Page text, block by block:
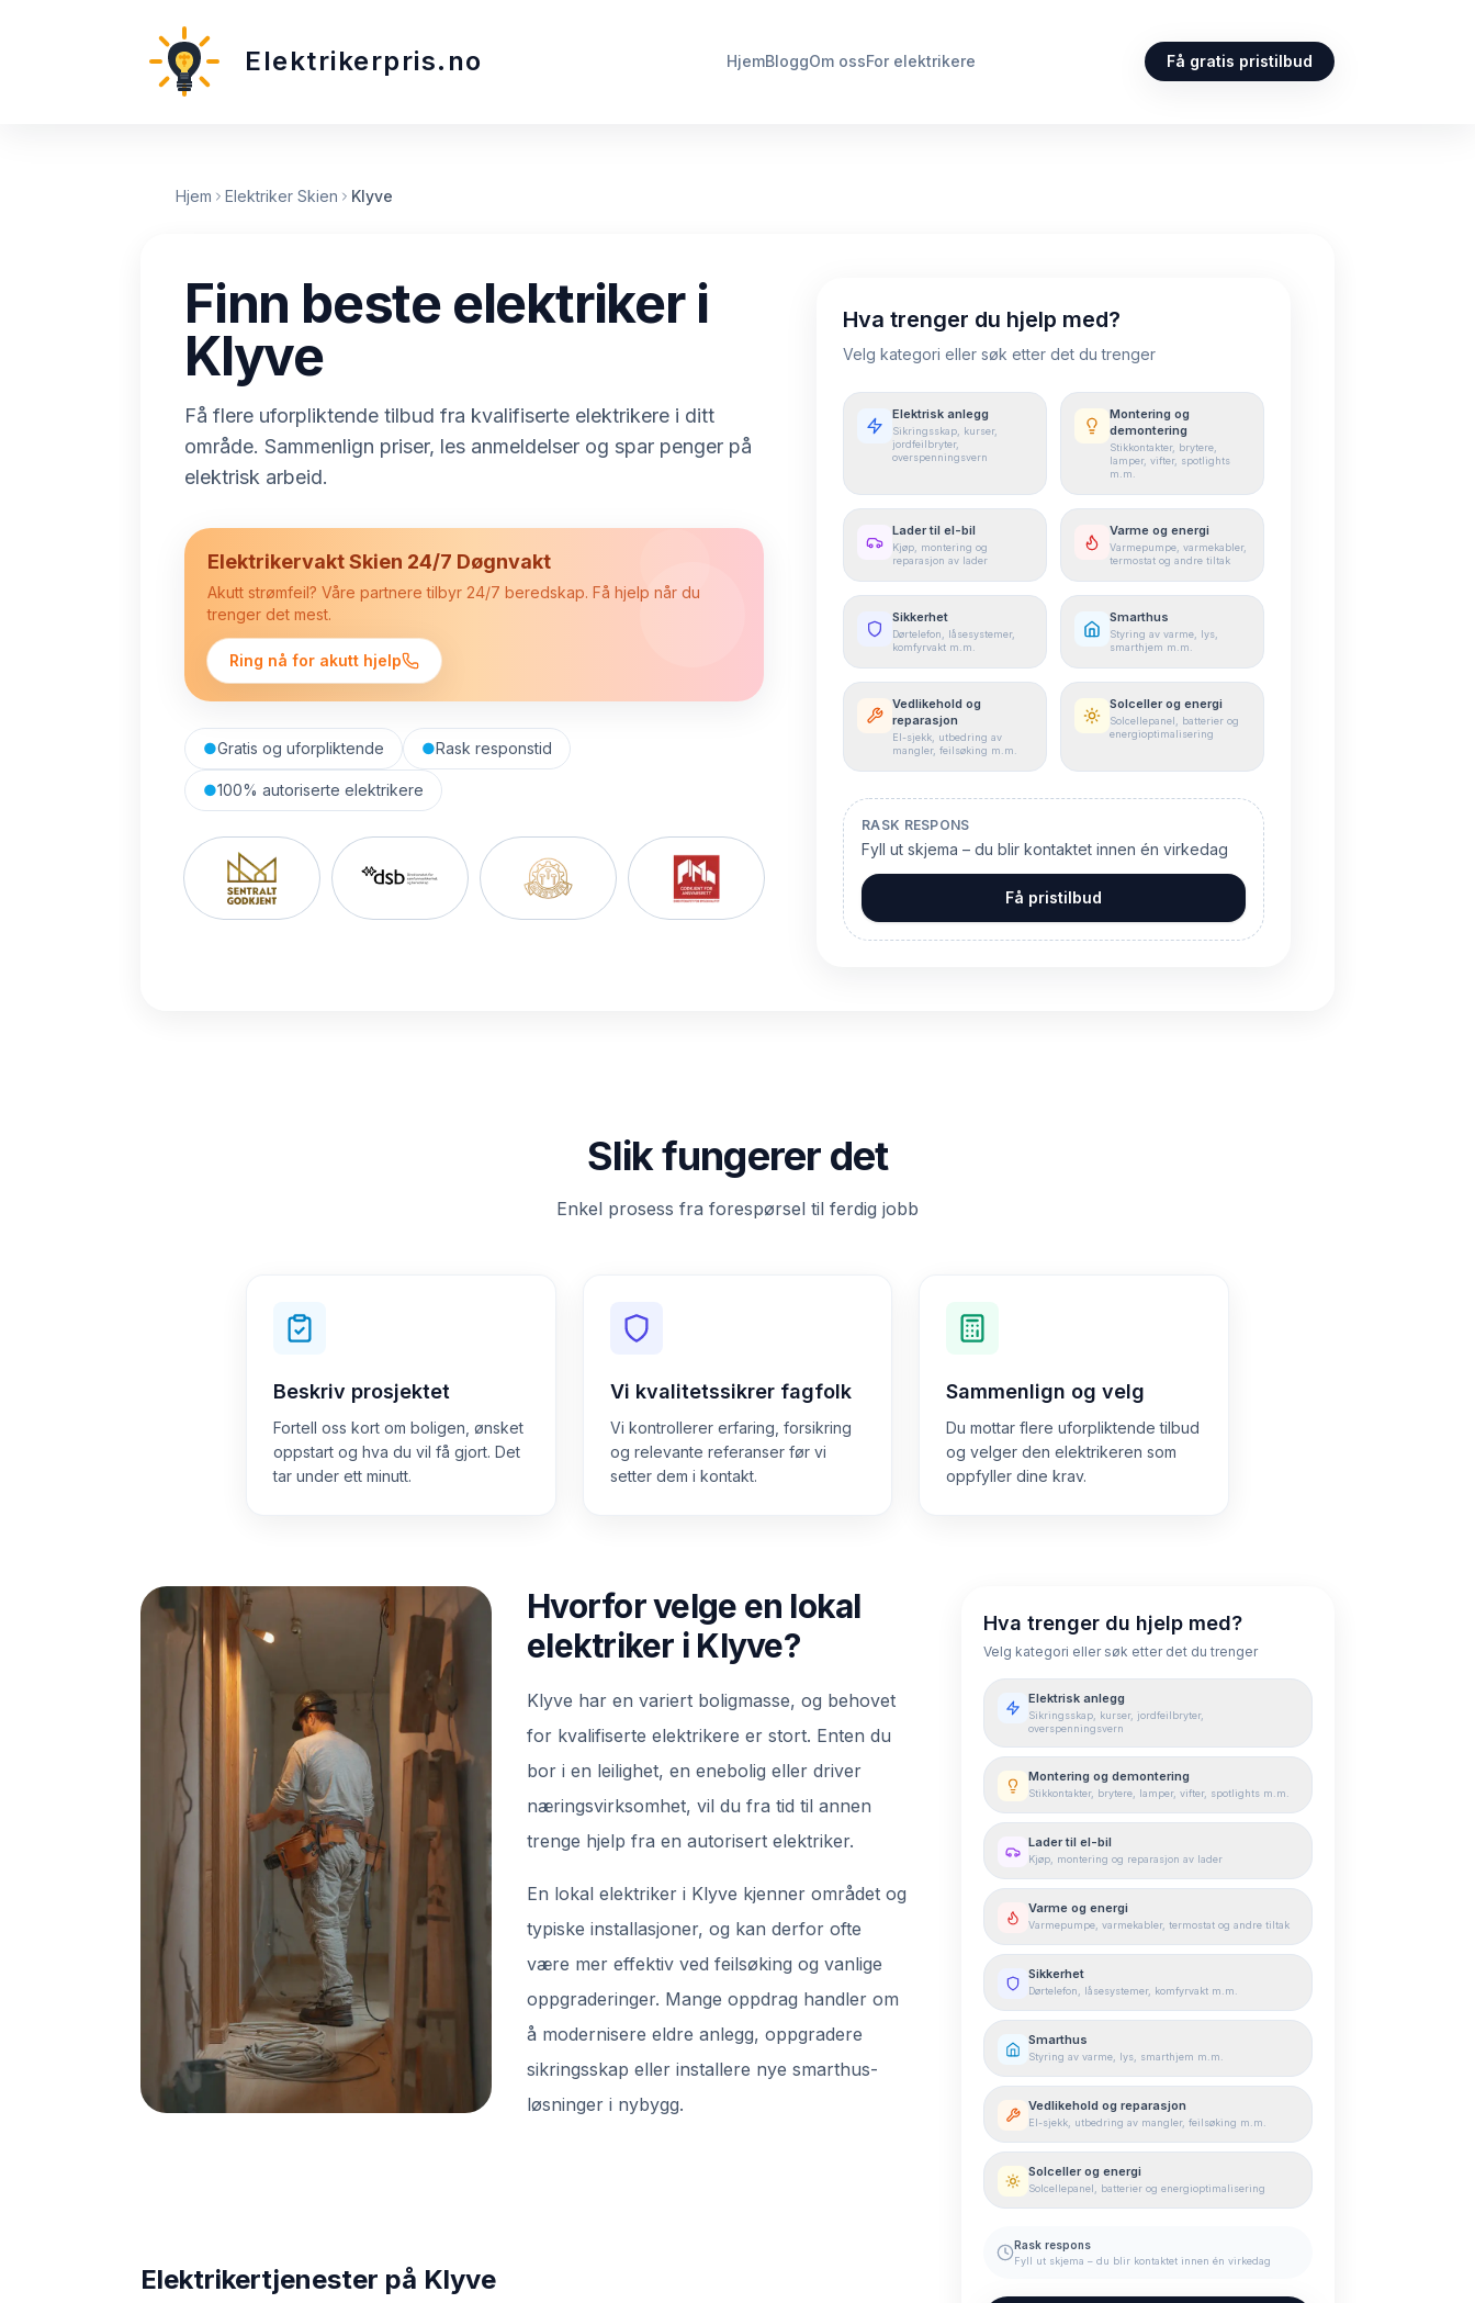
Elektrikerpris.no HjemBloggOm ossFor elektrikere Få gratis pristilbud
Hjem Elektriker Skien Klyve
Finn beste elektriker i
Klyve
Få flere uforpliktende tilbud fra kvalifiserte elektrikere i ditt
område. Sammenlign priser, les anmeldelser og spar penger på
elektrisk arbeid.
Elektrikervakt Skien 24/7 Døgnvakt
Akutt strømfeil? Våre partnere tilbyr 24/7 beredskap. Få hjelp når du
trenger det mest.
Ring nå for akutt hjelp
●Gratis og uforpliktende ●Rask responstid
●100% autoriserte elektrikere
Hva trenger du hjelp med?
Velg kategori eller søk etter det du trenger
Elektrisk anlegg
Sikringsskap, kurser,
jordfeilbryter,
overspenningsvern
Montering og
demontering
Stikkontakter, brytere,
lamper, vifter, spotlights
m.m.
Lader til el-bil
Kjøp, montering og
reparasjon av lader
Varme og energi
Varmepumpe, varmekabler,
termostat og andre tiltak
Sikkerhet
Dørtelefon, låsesystemer,
komfyrvakt m.m.
Smarthus
Styring av varme, lys,
smarthjem m.m.
Vedlikehold og
reparasjon
El-sjekk, utbedring av
mangler, feilsøking m.m.
Solceller og energi
Solcellepanel, batterier og
energioptimalisering
RASK RESPONS
Fyll ut skjema – du blir kontaktet innen én virkedag
Få pristilbud
Slik fungerer det
Enkel prosess fra forespørsel til ferdig jobb
Beskriv prosjektet
Fortell oss kort om boligen, ønsket
oppstart og hva du vil få gjort. Det
tar under ett minutt.
Vi kvalitetssikrer fagfolk
Vi kontrollerer erfaring, forsikring
og relevante referanser før vi
setter dem i kontakt.
Sammenlign og velg
Du mottar flere uforpliktende tilbud
og velger den elektrikeren som
oppfyller dine krav.
Hvorfor velge en lokal
elektriker i Klyve?
Klyve har en variert boligmasse, og behovet
for kvalifiserte elektrikere er stort. Enten du
bor i en leilighet, en enebolig eller driver
næringsvirksomhet, vil du fra tid til annen
trenge hjelp fra en autorisert elektriker.
En lokal elektriker i Klyve kjenner området og
typiske installasjoner, og kan derfor ofte
være mer effektiv ved feilsøking og vanlige
oppgraderinger. Mange oppdrag handler om
å modernisere eldre anlegg, oppgradere
sikringsskap eller installere nye smarthus-
løsninger i nybygg.
Elektrikertjenester på Klyve
Hva trenger du hjelp med?
Velg kategori eller søk etter det du trenger
Elektrisk anlegg
Sikringsskap, kurser, jordfeilbryter,
overspenningsvern
Montering og demontering
Stikkontakter, brytere, lamper, vifter, spotlights m.m.
Lader til el-bil
Kjøp, montering og reparasjon av lader
Varme og energi
Varmepumpe, varmekabler, termostat og andre tiltak
Sikkerhet
Dørtelefon, låsesystemer, komfyrvakt m.m.
Smarthus
Styring av varme, lys, smarthjem m.m.
Vedlikehold og reparasjon
El-sjekk, utbedring av mangler, feilsøking m.m.
Solceller og energi
Solcellepanel, batterier og energioptimalisering
Rask respons
Fyll ut skjema – du blir kontaktet innen én virkedag